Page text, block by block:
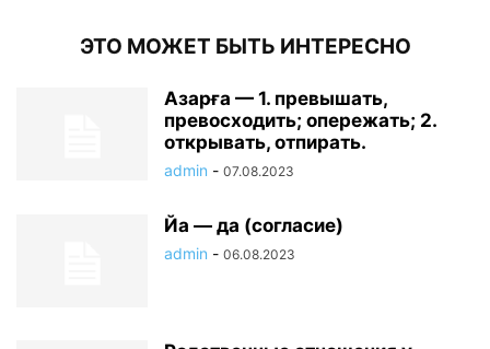
ЭТО МОЖЕТ БЫТЬ ИНТЕРЕСНО
Азарға — 1. превышать,
превосходить; опережать; 2.
открывать, отпирать.
admin - 07.08.2023
Йа — да (согласие)
admin - 06.08.2023